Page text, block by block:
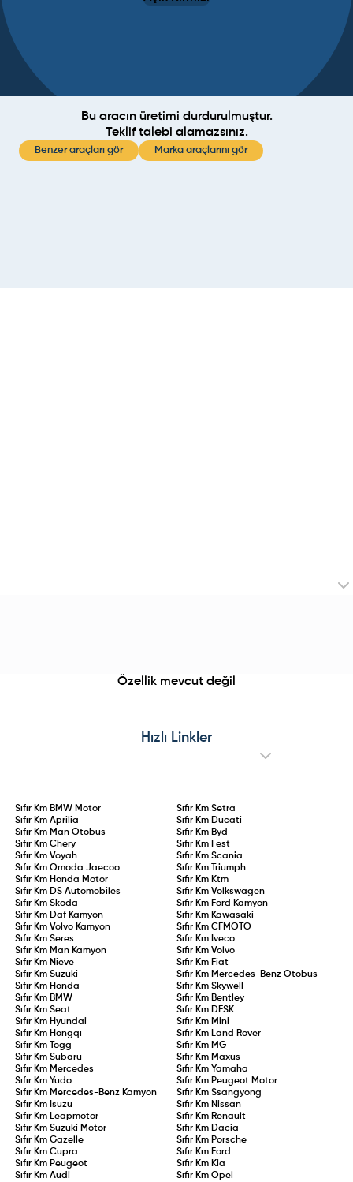
Bu aracın üretimi durdurulmuştur.
Teklif talebi alamazsınız.
Benzer araçları gör Marka araçlarını gör
Özellik mevcut değil
Hızlı Linkler
Sıfır Km BMW Motor Sıfır Km Setra
Sıfır KmAprilia Sıfır Km Ducati
Sıfır Km Man Otobüs Sıfır Km Byd
Sıfır KmChery Sıfır Km Fest
Sıfır KmVoyah Sıfır Km Scania
Sıfır KmOmoda Jaecoo Sıfır Km
Triumph
Sıfır Km Honda Motor Sıfır Km Ktm
Sıfır Km DS Automobiles Sıfır Km Volkswagen
Sıfır KmSkoda Sıfır Km Ford Kamyon
Sıfır Km Daf Kamyon Sıfır Km Kawasaki
Sıfır KmVolvo Kamyon Sıfır Km CFMOTO
Sıfır KmSeres Sıfır Km Iveco
Sıfır Km Man Kamyon Sıfır Km Volvo
Sıfır Km Nieve Sıfır Km Fiat
Sıfır KmSuzuki Sıfır Km Mercedes-Benz Otobüs
Sıfır Km Honda Sıfır Km Skywell
Sıfır Km BMW Sıfır Km Bentley
Sıfır KmSeat Sıfır Km DFSK
Sıfır Km Hyundai Sıfır Km Mini
Sıfır Km Hongqı Sıfır Km Land Rover
Sıfır Km
Togg Sıfır Km MG
Sıfır KmSubaru Sıfır Km Maxus
Sıfır Km Mercedes Sıfır Km Yamaha
Sıfır KmYudo Sıfır Km Peugeot Motor
Sıfır Km Mercedes-Benz Kamyon Sıfır Km Ssangyong
Sıfır Km Isuzu Sıfır Km Nissan
Sıfır Km Leapmotor Sıfır Km Renault
Sıfır KmSuzuki Motor Sıfır Km Dacia
Sıfır KmGazelle Sıfır Km Porsche
Sıfır KmCupra Sıfır Km Ford
Sıfır Km Peugeot Sıfır Km Kia
Sıfır KmAudi Sıfır Km Opel